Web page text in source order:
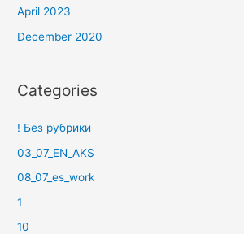
April 2023
December 2020
Categories
! Без рубрики
03_07_EN_AKS
08_07_es_work
1
10